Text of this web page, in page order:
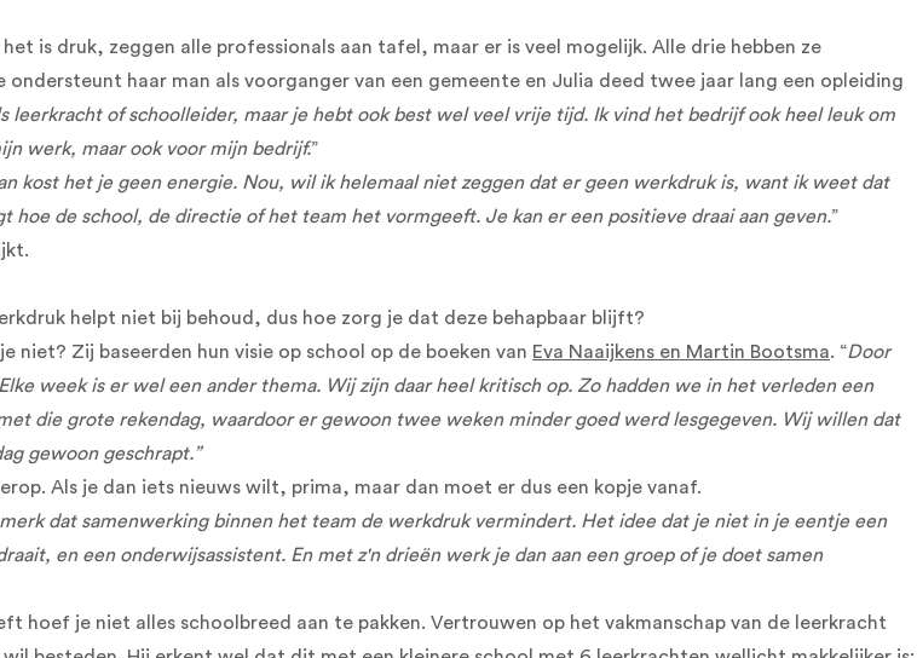
is druk, zeggen alle professionals aan tafel, maar er is veel mogelijk. Alle drie hebben ze
haar man als voorganger van een gemeente en Julia deed twee jaar lang een opleiding
leerkracht of schoolleider, maar je hebt ook best wel veel vrije tijd. Ik vind het bedrijf ook heel leuk om
werk, maar ook voor mijn bedrijf.”
kost het je geen energie. Nou, wil ik helemaal niet zeggen dat er geen werkdruk is, want ik weet dat
de school, de directie of het team het vormgeeft. Je kan er een positieve draai aan geven.”
helpt niet bij behoud, dus hoe zorg je dat deze behapbaar blijft?
niet? Zij baseerden hun visie op school op de boeken van Eva Naaijkens en Martin Bootsma. “Door
Elke week is er wel een ander thema. Wij zijn daar heel kritisch op. Zo hadden we in het verleden een
die grote rekendag, waardoor er gewoon twee weken minder goed werd lesgegeven. Wij willen dat
gewoon geschrapt.”
Als je dan iets nieuws wilt, prima, maar dan moet er dus een kopje vanaf.
dat samenwerking binnen het team de werkdruk vermindert. Het idee dat je niet in je eentje een
en een onderwijsassistent. En met z'n drieën werk je dan aan een groep of je doet samen
hoef je niet alles schoolbreed aan te pakken. Vertrouwen op het vakmanschap van de leerkracht